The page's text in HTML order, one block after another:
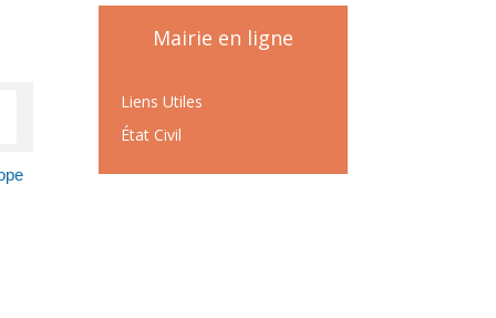
Mairie en ligne
Liens Utiles
État Civil